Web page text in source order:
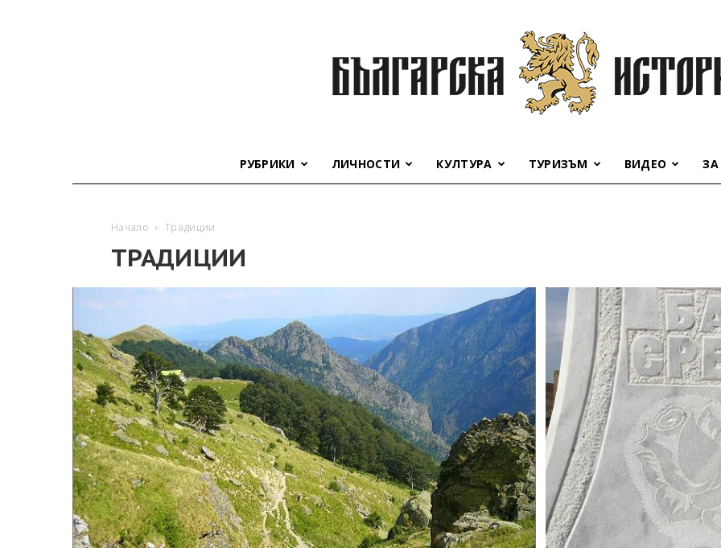
история
РУБРИКИ ЛИЧНОСТИ КУЛТУРА ТУРИЗЪМ ВИДЕО
Начало Традиции
ТРАДИЦИИ